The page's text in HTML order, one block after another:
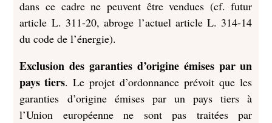
dans ce cadre ne peuvent être vendues (cf. futur
article L. 311-20, abroge l’actuel article L. 314-14
du code de l’énergie).
Exclusion des garanties d’origine émises par un
pays tiers. Le projet d’ordonnance prévoit que les
garanties d’origine émises par un pays tiers à
l’Union européenne ne sont pas traitées par